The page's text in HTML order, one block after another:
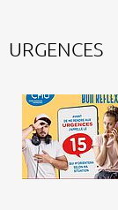
URGENCES